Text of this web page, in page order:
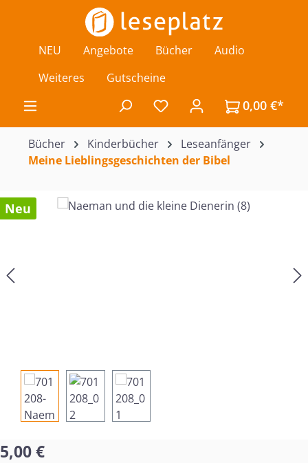
Zum Hauptinhalt springen
NEU Angebote Bücher
Audio
Weiteres
Gutscheine
Du hast 0 Produkte auf
0,00 €*
Bücher Kinderbücher
Leseanfänger
Meine Lieblingsgeschichten der Bibel
Neu
Bildergalerie überspringen
Regulärer Preis:
5,00 €